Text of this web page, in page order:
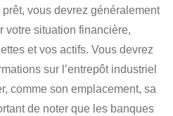
prêt, vous devrez généralement
votre situation financière,
et vos actifs. Vous devrez
sur l’entrepôt industriel
comme son emplacement, sa
de noter que les banques